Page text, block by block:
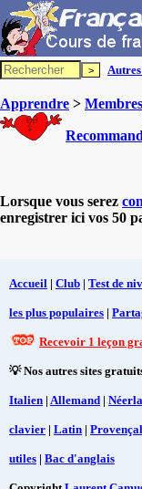
Apprendre > Membres
Lorsque vous serez
enregistrer ici vos 50
Accueil | Club | Test de
les plus populaires |
Recevoir 1 leçon
💡 Nos autres sites
Italien | Allemand |
clavier | Latin | Provençal
utiles | Bac d'anglais